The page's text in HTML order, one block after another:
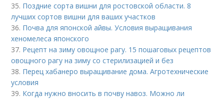
35. Поздние сорта вишни для ростовской области. 8
лучших сортов вишни для ваших участков
36. Почва для японской айвы. Условия выращивания
хеномелеса японского
37. Рецепт на зиму овощное рагу. 15 пошаговых рецептов
овощного рагу на зиму со стерилизацией и без
38. Перец хабанеро выращивание дома. Агротехнические
условия
39. Когда нужно вносить в почву навоз. Можно ли